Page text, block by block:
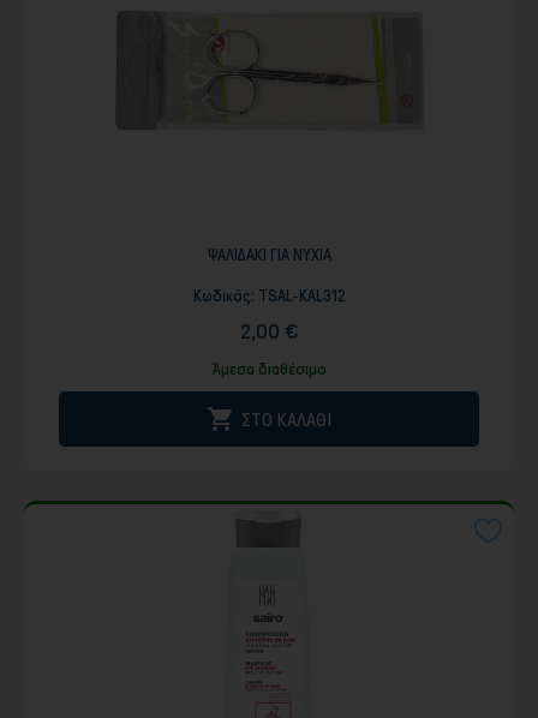
ΨΑΛΙΔΑΚΙ ΓΙΑ ΝΥΧΙΑ
Κωδικός: TSAL-KAL312
2,00 €
Άμεσα διαθέσιμο
 ΣΤΟ ΚΑΛΑΘΙ